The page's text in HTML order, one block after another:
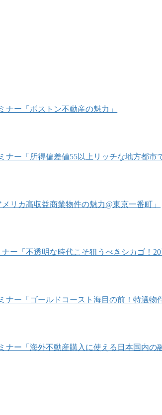
ナー「ボストン不動産の魅力」
ナー「所得偏差値55以上リッチな地方都市
リカ高収益商業物件の魅力@東京一番町」
ナー「不透明な時代こそ狙うべきシカゴ！
ナー「ゴールドコースト海目の前！特選物
ナー「海外不動産購入に使える日本国内の